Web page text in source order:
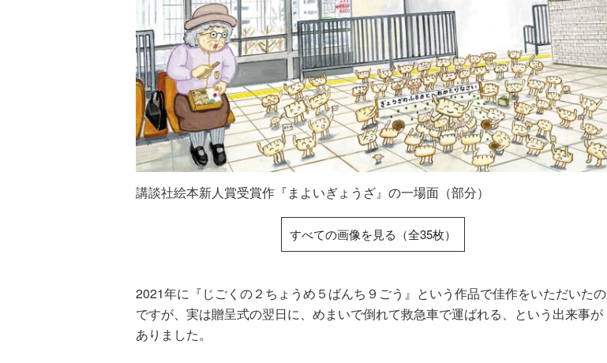
講談社絵本新人賞受賞作『まよいぎょうざ』の一場面（部分）
すべての画像を見る（全35枚）
2021年に『じごくの２ちょうめ５ばんち９ごう』という作品で佳作をいただいたの
ですが、実は贈呈式の翌日に、めまいで倒れて救急車で運ばれる、という出来事が
ありました。